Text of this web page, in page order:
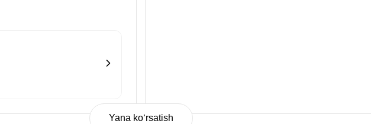
Yana ko‘rsatish